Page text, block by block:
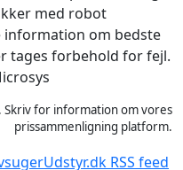
med robot
information om bedste
tages forbehold for fejl.
Skriv for information om vores
prissammenligning platform.